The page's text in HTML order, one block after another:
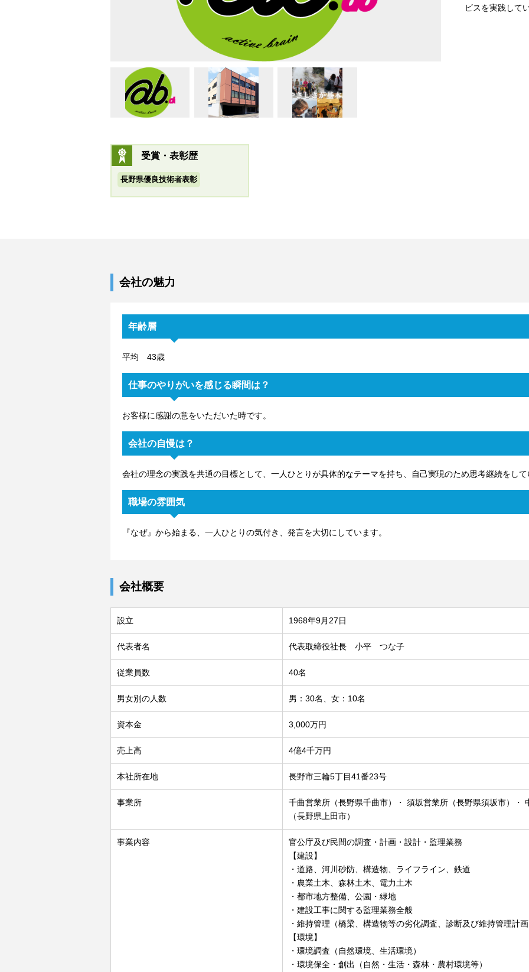
ビスを実践して
受賞・表彰歴
長野県優良技術者表彰
会社の魅力
年齢層
平均 43歳
仕事のやりがいを感じる瞬間は？
お客様に感謝の意をいただいた時です。
会社の自慢は？
会社の理念の実践を共通の目標として、一人ひとりが具体的なテーマを持ち、自己実現のため思考継続をし
職場の雰囲気
『なぜ』から始まる、一人ひとりの気付き、発言を大切にしています。
会社概要
設立 1968年9月27日
代表者名 代表取締役社長 小平 つな子
従業員数 40名
男女別の人数 男：30名、女：10名
資本金 3,000万円
売上高 4億4千万円
本社所在地 長野市三輪5丁目41番23号
事業所
千曲営業所（長野県千曲市）・ 須坂営業所（長野県須坂市）・
（長野県上田市）
事業内容
官公庁及び民間の調査・計画・設計・監理業務
【建設】
・道路、河川砂防、構造物、ライフライン、鉄道
・農業土木、森林土木、電力土木
・都市地方整備、公園・緑地
・建設工事に関する監理業務全般
・維持管理（橋梁、構造物等の劣化調査、診断及び維持管理計
【環境】
・環境調査（自然環境、生活環境）
・環境保全・創出（自然・生活・森林・農村環境等）